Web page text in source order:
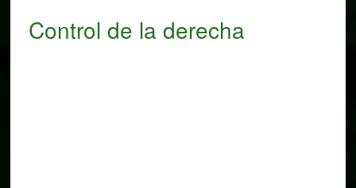
Control de la derecha